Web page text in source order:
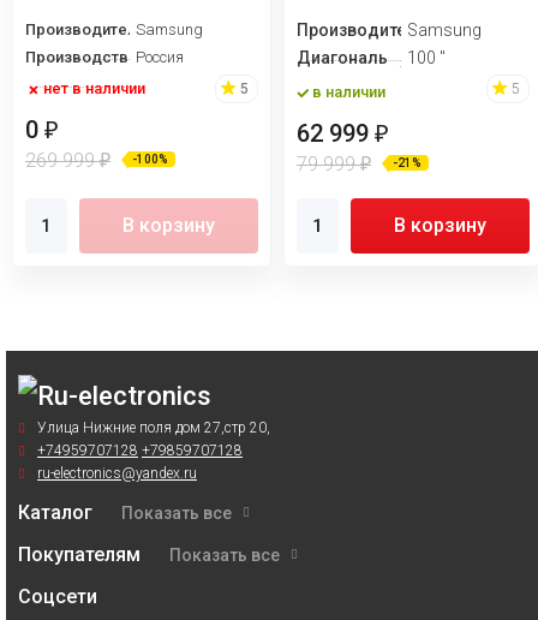
ПроизводительSamsung
ПроизводствоРоссия
нет в наличии
5
0 ₽
269 999₽ -100%
В корзину
ПроизводительSamsung
Диагональ
100 "
в наличии 5
62 999₽
79 999₽ -21%
В корзину
Улица Нижние поля дом 27,стр 20,
+74959707128 +79859707128
ru-electronics@yandex.ru
Каталог Показать все
Покупателям Показать все
Соцсети